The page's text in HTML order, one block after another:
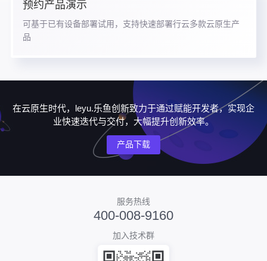
预约产品演示
可基于已有设备部署试用，支持快速部署行云多款云原生产
品
在云原生时代，leyu.乐鱼创新致力于通过赋能开发者，实现企
业快速迭代与交付，大幅提升创新效率。
产品下载
服务热线
400-008-9160
加入技术群